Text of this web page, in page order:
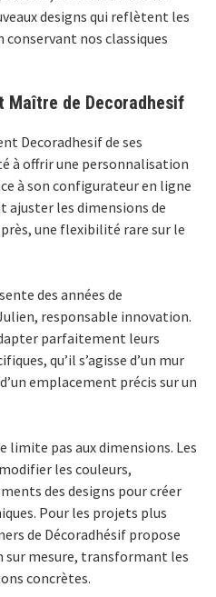
designs qui reflètent les
nos classiques
Maître de Decoradhesif
Decoradhesif de ses
à offrir une personnalisation
à son configurateur en ligne
ajuster les dimensions de
une flexibilité rare sur le
des années de
responsable innovation.
parfaitement leurs
qu’il s’agisse d’un mur
emplacement précis sur un
pas aux dimensions. Les
les couleurs,
des designs pour créer
Pour les projets plus
de Décoradhésif propose
sur mesure, transformant les
concrètes.